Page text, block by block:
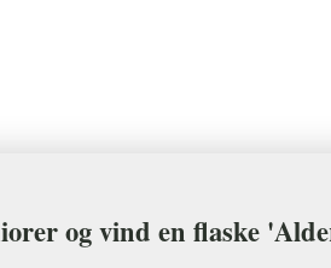
og vind en flaske